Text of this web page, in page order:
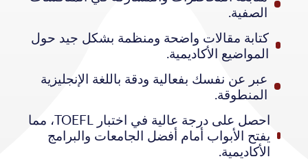
الصفية.
كتابة مقالات واضحة ومنظمة بشكل جيد حول
المواضيع الأكاديمية.
عبر عن نفسك بفعالية ودقة باللغة الإنجليزية
المنطوقة.
احصل على درجة عالية في اختبار TOEFL، مما
يفتح الأبواب أمام أفضل الجامعات والبرامج
الأكاديمية.